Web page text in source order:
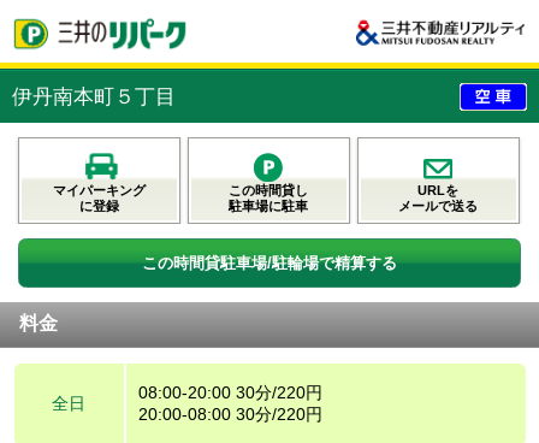
伊丹南本町５丁目
マイパーキング
に登録
この時間貸し
駐車場に駐車
URLを
メールで送る
この時間貸駐車場/駐輪場で精算する
料金
全日
08:00-20:00 30分/220円
20:00-08:00 30分/220円